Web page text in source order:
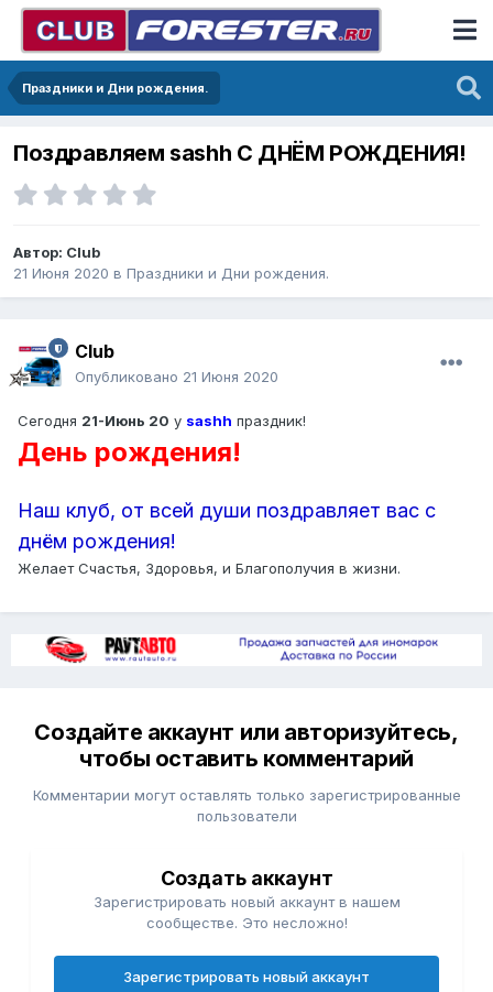
Праздники и Дни рождения.
Поздравляем sashh С ДНЁМ РОЖДЕНИЯ!
Автор: Club
21 Июня 2020 в Праздники и Дни рождения.
Club
Опубликовано 21 Июня 2020
Сегодня 21-Июнь 20 у sashh праздник!
День рождения!
Наш клуб, от всей души поздравляет вас с
днём рождения!
Желает Счастья, Здоровья, и Благополучия в жизни.
Создайте аккаунт или авторизуйтесь,
чтобы оставить комментарий
Комментарии могут оставлять только зарегистрированные
пользователи
Создать аккаунт
Зарегистрировать новый аккаунт в нашем
сообществе. Это несложно!
Зарегистрировать новый аккаунт